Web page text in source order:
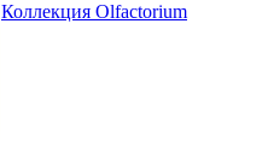
Коллекция Olfactorium